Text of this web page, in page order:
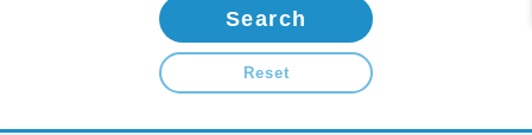
Search
Reset